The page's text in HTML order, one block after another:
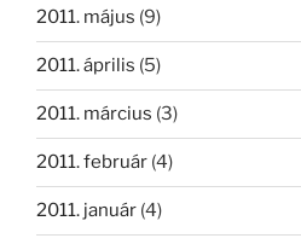
2011. május (9)
2011. április (5)
2011. március (3)
2011. február (4)
2011. január (4)